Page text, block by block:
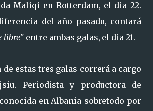
Maliqi en Rotterdam, el dia 22.
del año pasado, contará
libre" entre ambas galas, el dia 21.
estas tres galas correrá a cargo
Periodista y productora de
en Albania sobretodo por